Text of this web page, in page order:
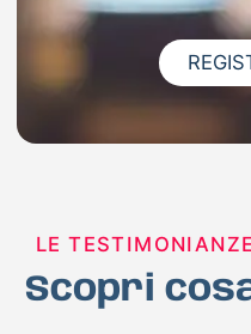
LE
Scopri